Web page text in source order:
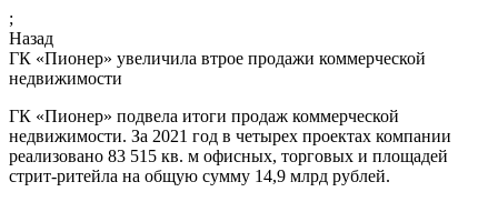
;
Назад
ГК «Пионер» увеличила втрое продажи коммерческой
недвижимости
ГК «Пионер» подвела итоги продаж коммерческой
недвижимости. За 2021 год в четырех проектах компании
реализовано 83 515 кв. м офисных, торговых и площадей
стрит-ритейла на общую сумму 14,9 млрд рублей.